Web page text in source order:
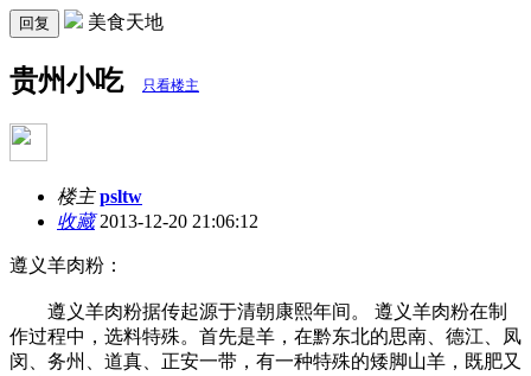
回复 美食天地
贵州小吃 只看楼主
楼主 psltw
收藏2013-12-20 21:06:12
遵义羊肉粉：
遵义羊肉粉据传起源于清朝康熙年间。 遵义羊肉粉在制
作过程中，选料特殊。首先是羊，在黔东北的思南、德江、凤
闵、务州、道真、正安一带，有一种特殊的矮脚山羊，既肥又